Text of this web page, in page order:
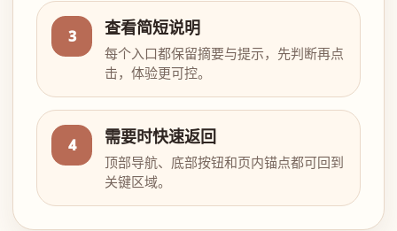
3 查看简短说明
每个入口都保留摘要与提示，先判断再点
击，体验更可控。
4 需要时快速返回
顶部导航、底部按钮和页内锚点都可回到
关键区域。